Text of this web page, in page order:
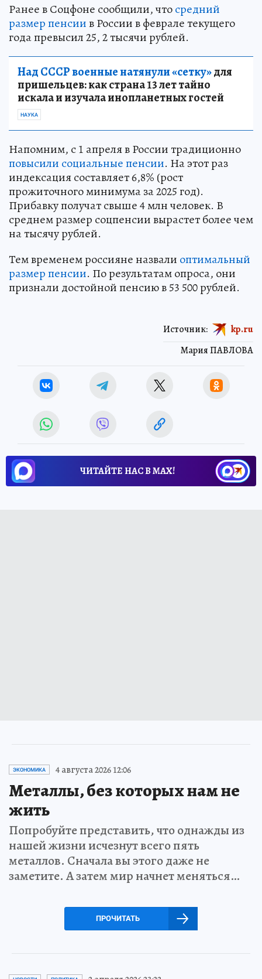
Ранее в Соцфоне сообщили, чтосредний
размер пенсиив России в феврале текущего
года превысил 25, 2 тысячи рублей.
Над СССР военные натянули «сетку»для
пришельцев: как страна 13 лет тайно
искала и изучала инопланетных гостей
НАУКА
Напомним, с 1 апреля в России традиционно
повысили социальные пенсии. На этот раз
индексация составляет 6,8% (рост
прожиточного минимума за 2025 год).
Прибавку получат свыше 4 млн человек. В
среднем размер соцпенсии вырастет более чем
на тысячу рублей.
Тем временем россияне назвали оптимальный
размер пенсии. По результатам опроса, они
признали достойной пенсию в 53 500 рублей.
Мария ПАВЛОВА
Источник: kp.ru
ЧИТАЙТЕ НАС В МАХ!
ЭКОНОМИКА 4 августа 2026 12:06
Металлы, без которых нам не
жить
Попробуйте представить, что однажды из
нашей жизни исчезнут всего пять
металлов. Сначала вы этого даже не
заметите. А затем мир начнет меняться…
ПРОЧИТАТЬ